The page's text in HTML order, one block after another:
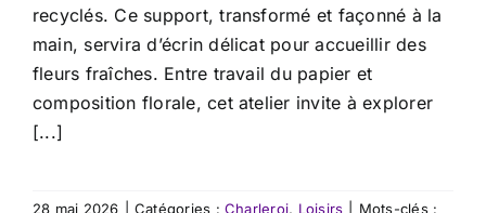
recyclés. Ce support, transformé et façonné à la
main, servira d’écrin délicat pour accueillir des
fleurs fraîches. Entre travail du papier et
composition florale, cet atelier invite à explorer
[...]
28 mai 2026 Catégories :Charleroi, Loisirs
Mots-clés :